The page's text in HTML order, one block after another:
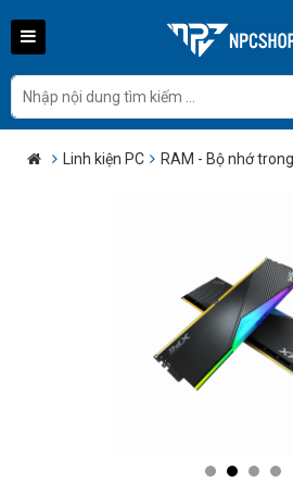
Linh kiện PC RAM - Bộ nhớ trong